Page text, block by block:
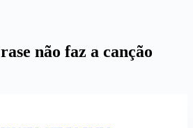
não faz a canção